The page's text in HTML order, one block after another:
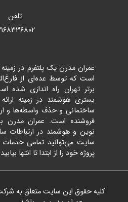
تلفن
عمران مدرن یک پلتفرم در
است که توسط عده‌ای از
برتر تهران راه اندازی
بستری هوشمند در زمینه
ساختمانی و حذف واسطه‌ها و
فروشنده است. عمران مدرن
نوین و هوشمند در ارتباطات
سایت می‌توانید تمامی خدمات
پروژه خود را از ابتدا تا انتها
کلیه حقوق این سایت متعلق به